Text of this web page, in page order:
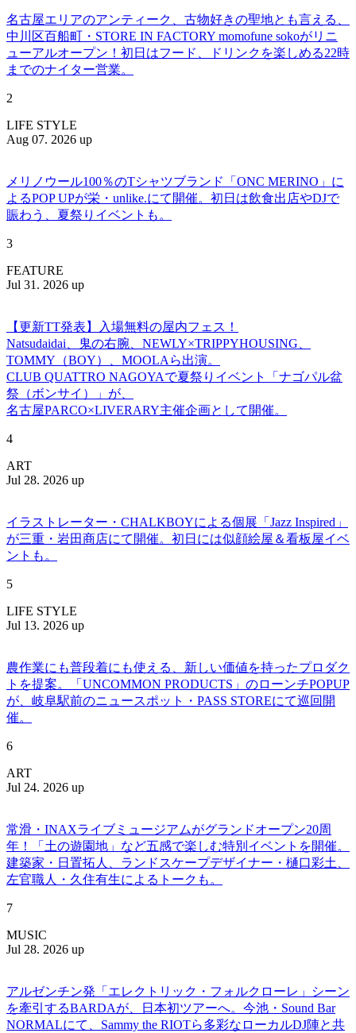
名古屋エリアのアンティーク、古物好きの聖地とも言える、
中川区百船町・STORE IN FACTORY momofune sokoがリニ
ューアルオープン！初日はフード、ドリンクを楽しめる22時
までのナイター営業。
2
LIFE STYLE
Aug 07. 2026 up
メリノウール100％のTシャツブランド「ONC MERINO」に
よるPOP UPが栄・unlike.にて開催。初日は飲食出店やDJで
賑わう、夏祭りイベントも。
3
FEATURE
Jul 31. 2026 up
【更新TT発表】入場無料の屋内フェス！
Natsudaidai、鬼の右腕、NEWLY×TRIPPYHOUSING、
TOMMY（BOY）、MOOLAら出演。
CLUB QUATTRO NAGOYAで夏祭りイベント「ナゴパル盆
祭（ボンサイ）」が、
名古屋PARCO×LIVERARY主催企画として開催。
4
ART
Jul 28. 2026 up
イラストレーター・CHALKBOYによる個展「Jazz Inspired」
が三重・岩田商店にて開催。初日には似顔絵屋＆看板屋イベ
ントも。
5
LIFE STYLE
Jul 13. 2026 up
農作業にも普段着にも使える、新しい価値を持ったプロダク
トを提案。「UNCOMMON PRODUCTS」のローンチPOPUP
が、岐阜駅前のニュースポット・PASS STOREにて巡回開
催。
6
ART
Jul 24. 2026 up
常滑・INAXライブミュージアムがグランドオープン20周
年！「土の遊園地」など五感で楽しむ特別イベントを開催。
建築家・日置拓人、ランドスケープデザイナー・樋口彩土、
左官職人・久住有生によるトークも。
7
MUSIC
Jul 28. 2026 up
アルゼンチン発「エレクトリック・フォルクローレ」シーン
を牽引するBARDAが、日本初ツアーへ。今池・Sound Bar
NORMALにて、Sammy the RIOTら多彩なローカルDJ陣と共